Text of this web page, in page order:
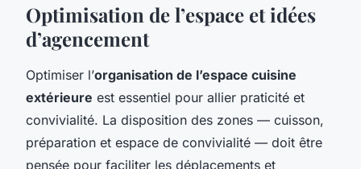
Optimisation de l’espace et idées
d’agencement
Optimiser l’organisation de l’espace cuisine
extérieure est essentiel pour allier praticité et
convivialité. La disposition des zones — cuisson,
préparation et espace de convivialité — doit être
pensée pour faciliter les déplacements et